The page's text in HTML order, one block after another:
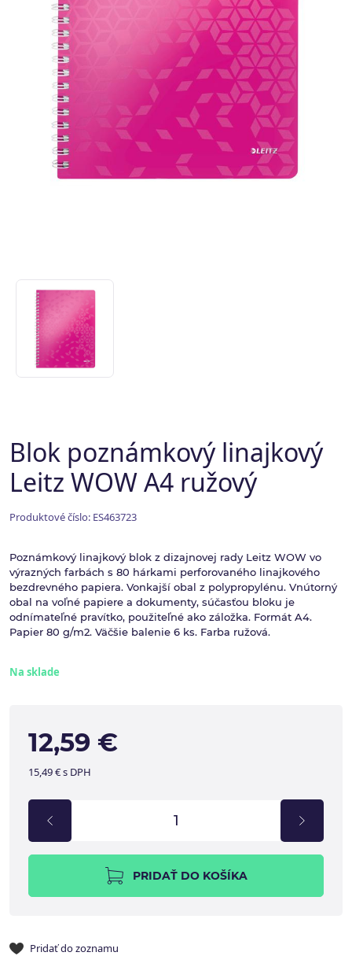
Blok poznámkový linajkový
Leitz WOW A4 ružový
Produktové číslo: ES463723
Poznámkový linajkový blok z dizajnovej rady Leitz WOW vo
výrazných farbách s 80 hárkami perforovaného linajkového
bezdrevného papiera. Vonkajší obal z polypropylénu. Vnútorný
obal na voľné papiere a dokumenty, súčasťou bloku je
odnímateľné pravítko, použiteľné ako záložka. Formát A4.
Papier 80 g/m2. Väčšie balenie 6 ks. Farba ružová.
Na sklade
12,59 €
15,49 € s DPH
PRIDAŤ DO KOŠÍKA
Pridať do zoznamu